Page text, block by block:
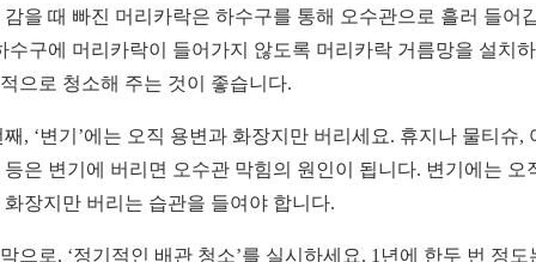
감을 때 빠진 머리카락은 하수구를 통해 오수관으로 흘러 들어
수구에 머리카락이 들어가지 않도록 머리카락 거름망을 설치
으로 청소해 주는 것이 좋습니다.
째, ‘변기’에는 오직 용변과 화장지만 버리세요. 휴지나 물티슈,
등은 변기에 버리면 오수관 막힘의 원인이 됩니다. 변기에는 오
화장지만 버리는 습관을 들여야 합니다.
으로, ‘정기적인 배관 청소’를 실시하세요. 1년에 한두 번 정도